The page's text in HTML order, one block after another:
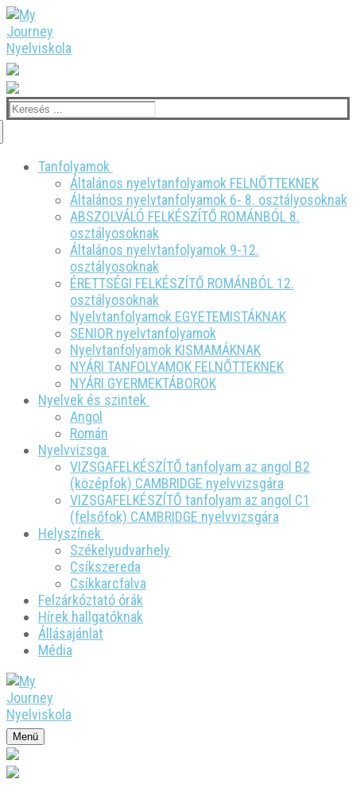
Ugrás
a
tartalomra
Menü
Bezárás
Keresése:
Tanfolyamok
Általános nyelvtanfolyamok FELNŐTTEKNEK
Általános nyelvtanfolyamok 6- 8. osztályosoknak
ABSZOLVÁLÓ FELKÉSZÍTŐ ROMÁNBÓL 8.
osztályosoknak
Általános nyelvtanfolyamok 9-12.
osztályosoknak
ÉRETTSÉGI FELKÉSZÍTŐ ROMÁNBÓL 12.
osztályosoknak
Nyelvtanfolyamok EGYETEMISTÁKNAK
SENIOR nyelvtanfolyamok
Nyelvtanfolyamok KISMAMÁKNAK
NYÁRI TANFOLYAMOK FELNŐTTEKNEK
NYÁRI GYERMEKTÁBOROK
Nyelvek és szintek
Angol
Román
Nyelvvizsga
VIZSGAFELKÉSZÍTŐ tanfolyam az angol B2
(középfok) CAMBRIDGE nyelvvizsgára
VIZSGAFELKÉSZÍTŐ tanfolyam az angol C1
(felsőfok) CAMBRIDGE nyelvvizsgára
Helyszínek
Székelyudvarhely
Csíkszereda
Csíkkarcfalva
Felzárkóztató órák
Hírek hallgatóknak
Állásajánlat
Média
Menü